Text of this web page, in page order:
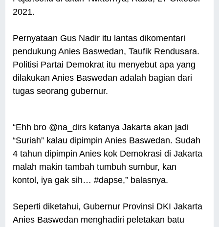
2021.
Pernyataan Gus Nadir itu lantas dikomentari
pendukung Anies Baswedan, Taufik Rendusara.
Politisi Partai Demokrat itu menyebut apa yang
dilakukan Anies Baswedan adalah bagian dari
tugas seorang gubernur.
“Ehh bro @na_dirs katanya Jakarta akan jadi
“Suriah” kalau dipimpin Anies Baswedan. Sudah
4 tahun dipimpin Anies kok Demokrasi di Jakarta
malah makin tambah tumbuh sumbur, kan
kontol, iya gak sih… #dapse,” balasnya.
Seperti diketahui, Gubernur Provinsi DKI Jakarta
Anies Baswedan menghadiri peletakan batu